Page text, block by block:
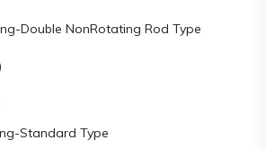
Double NonRotating Rod Type
Type